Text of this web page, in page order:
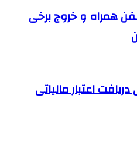
همراه و خروج برخی
اعتبار مالیاتی